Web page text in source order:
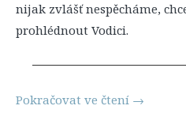
nijak zvlášť nespěcháme,
prohlédnout Vodici.
Pokračovat ve čtení →